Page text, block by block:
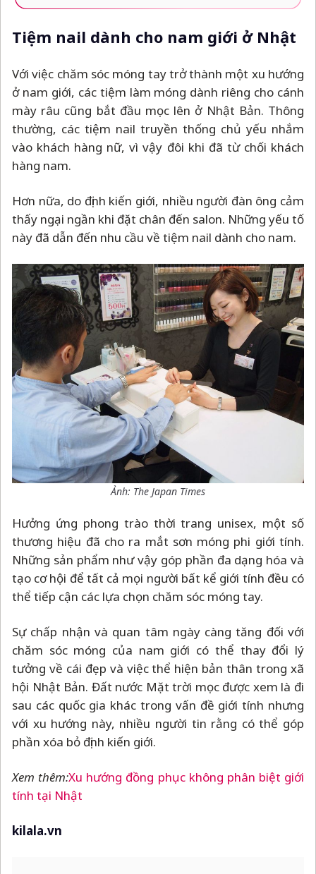
Tiệm nail dành cho nam giới ở Nhật
Với việc chăm sóc móng tay trở thành một xu hướng
ở nam giới, các tiệm làm móng dành riêng cho cánh
mày râu cũng bắt đầu mọc lên ở Nhật Bản. Thông
thường, các tiệm nail truyền thống chủ yếu nhắm
vào khách hàng nữ, vì vậy đôi khi đã từ chối khách
hàng nam.
Hơn nữa, do định kiến giới, nhiều người đàn ông cảm
thấy ngại ngần khi đặt chân đến salon. Những yếu tố
này đã dẫn đến nhu cầu về tiệm nail dành cho nam.
Ảnh: The Japan Times
Hưởng ứng phong trào thời trang unisex, một số
thương hiệu đã cho ra mắt sơn móng phi giới tính.
Những sản phẩm như vậy góp phần đa dạng hóa và
tạo cơ hội để tất cả mọi người bất kể giới tính đều có
thể tiếp cận các lựa chọn chăm sóc móng tay.
Sự chấp nhận và quan tâm ngày càng tăng đối với
chăm sóc móng của nam giới có thể thay đổi lý
tưởng về cái đẹp và việc thể hiện bản thân trong xã
hội Nhật Bản. Đất nước Mặt trời mọc được xem là đi
sau các quốc gia khác trong vấn đề giới tính nhưng
với xu hướng này, nhiều người tin rằng có thể góp
phần xóa bỏ định kiến giới.
Xem thêm:Xu hướng đồng phục không phân biệt giới
tính tại Nhật
kilala.vn